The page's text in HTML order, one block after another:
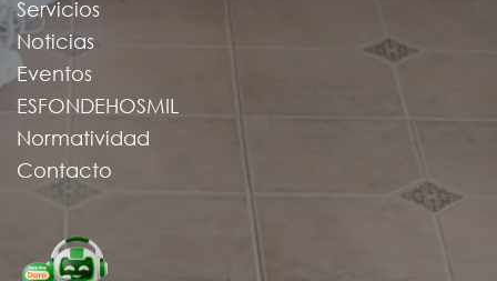
Servicios
Noticias
Eventos
ESFONDEHOSMIL
Normatividad
Contacto